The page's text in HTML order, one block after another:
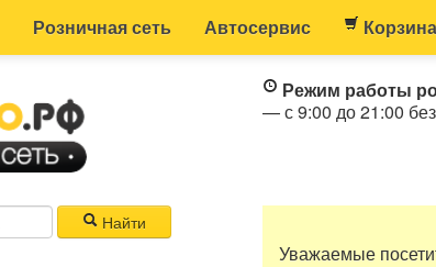
Розничная сеть Автосервис Корзина
Режим работы
— с 9:00 до 21:00
Найти
Уважаемые